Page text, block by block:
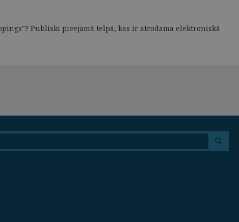
Publiski pieejamā telpā, kas ir atrodama elektroniskā